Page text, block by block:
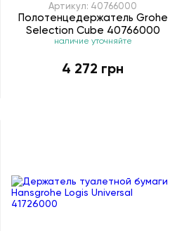
Артикул: 40766000
Полотенцедержатель Grohe
Selection Cube 40766000
наличие уточняйте
4 272 грн